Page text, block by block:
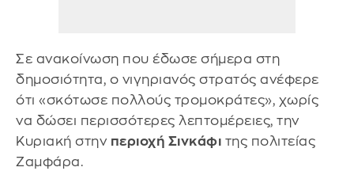
Σε ανακοίνωση που έδωσε σήμερα στη
δημοσιότητα, ο νιγηριανός στρατός ανέφερε
ότι «σκότωσε πολλούς τρομοκράτες», χωρίς
να δώσει περισσότερες λεπτομέρειες, την
Κυριακή στην περιοχή Σινκάφι της πολιτείας
Ζαμφάρα.